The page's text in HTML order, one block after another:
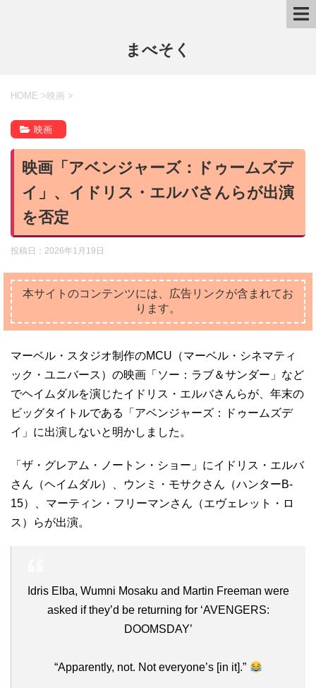
まべそく
HOME > 映画 >
映画
映画「アベンジャーズ：ドゥームズデ
イ」、イドリス・エルバさんらが出演
を否定
投稿日： 2026年1月19日
本サイトのコンテンツには、広告リンクが含まれてお
ります。
マーベル・スタジオ制作のMCU（マーベル・シネマティ
ック・ユニバース）の映画「ソー：ラブ＆サンダー」など
でヘイムダルを演じたイドリス・エルバさんらが、年末の
ビッグタイトルである「アベンジャーズ：ドゥームズデ
イ」に出演しないと明かしました。
「ザ・グレアム・ノートン・ショー」にイドリス・エルバ
さん（ヘイムダル）、ウンミ・モサクさん（ハンターB-
15）、マーティン・フリーマンさん（エヴェレット・ロ
ス）らが出演。
Idris Elba, Wumni Mosaku and Martin Freeman were
asked if they’d be returning for ‘AVENGERS:
DOOMSDAY’
“Apparently, not. Not everyone’s [in it].”